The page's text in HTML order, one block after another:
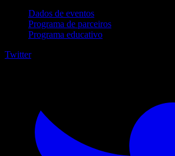
Dados de eventos
Programa de parceiros
Programa educativo
Twitter